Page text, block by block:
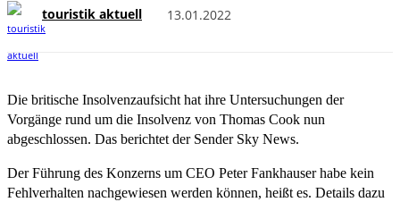
touristik aktuell 13.01.2022
Die britische Insolvenzaufsicht hat ihre Untersuchungen der
Vorgänge rund um die Insolvenz von Thomas Cook nun
abgeschlossen. Das berichtet der Sender Sky News.
Der Führung des Konzerns um CEO Peter Fankhauser habe kein
Fehlverhalten nachgewiesen werden können, heißt es. Details dazu